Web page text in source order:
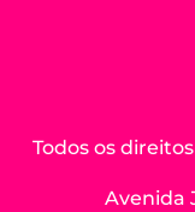
Todos os
Avenida